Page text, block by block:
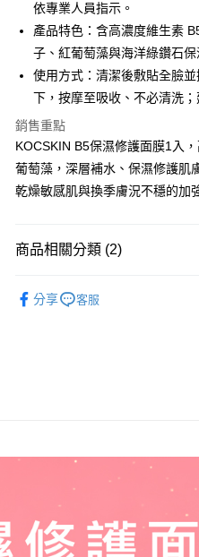
國泰世華商業銀行
臺灣中小企業銀行
匯豐（台灣）商業銀行
聯邦商業銀行
元大商業銀行
台新國際商業銀行
台灣樂天信用卡公司
Apple Pay
Google Pay
ATM付款
貨到付款
全家取貨付款
每筆NT$85，滿NT$1,000(含以
付款後7-11取貨
依專業人員指示。
產品特色：含高濃度維生素
子、紅葡萄藻與海洋綠鑽石
使用方式：清潔後敷貼全臉
下，按摩至吸收、不必清洗；
銷售重點
KOCSKIN B5保濕修護面膜1入
葡萄藻，深層補水、保濕修護肌
乾燥敏感肌與換季膚況不穩的加
商品相關分類 (2)
分享 客服